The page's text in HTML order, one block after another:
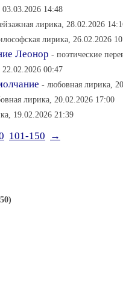
14:48
лирика, 28.02.2026
лирика, 26.02.2026
Леонор - поэтические
00:47
- любовная лирика,
лирика, 20.02.2026 17:00
19.02.2026 21:39
101-150
→